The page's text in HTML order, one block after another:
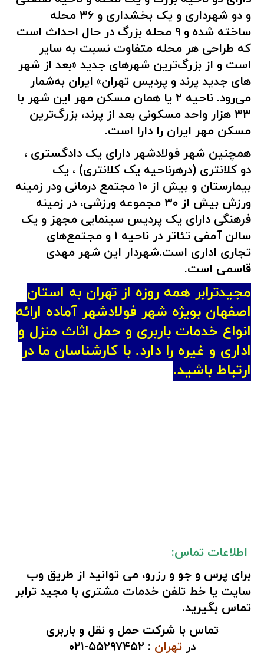
و دو شهرداری و یک بخشداری و ۳۶ محله
ساخته شده و ۹ محله بزرگ در حال احداث است
که طراحی هر محله متفاوت نسبت به سایر
است و از بزرگ‌ترین شهرهای جدید «بعد از شهر
های جدید پرند و پردیس تهران» ایران به‌شمار
می‌رود. ناحیه ۲ یا همان مسکن مهر این شهر با
۳۳ هزار واحد مسکونی بعد از پرند، بزرگ‌ترین
مسکن مهر ایران را دارا است.
همچنین شهر فولادشهر دارای یک دادگستری ،
دو کلانتری (درهرناحیه یک کلانتری) ، یک
بیمارستان و بیش از ۱۰ مجتمع درمانی ودر زمینه
ورزش بیش از ۳۰ مجموعه ورزشی، در زمینه
فرهنگی دارای یک پردیس سینمایی مجهز و یک
سالن آمفی تئاتر در ناحیه ۱ و مجتمع‌های
تجاری اداری است.شهردار این شهر مهدی
قاسمی است.
مجیدترابر همه روزه از تهران به استان
اصفهان بویژه شهر فولادشهر آماده ارائه
انواع خدمات باربری و حمل اثاث منزل و
اداری و غیره را دارد. با کارشناسان ما در
ارتباط باشید.
اطلاعات تماس:
برای پرس و جو و رزرو، می توانید از طریقوب
سایت یاخط تلفن خدمات مشتری با مجید ترابر
تماس بگیرید.
تماس با شرکت حمل و نقل و باربری
درتهران :